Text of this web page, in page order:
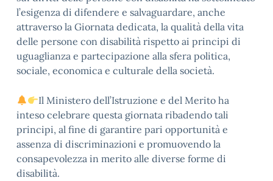
l’esigenza di difendere e salvaguardare, anche
attraverso la Giornata dedicata, la qualità della vita
delle persone con disabilità rispetto ai principi di
uguaglianza e partecipazione alla sfera politica,
sociale, economica e culturale della società.
Il Ministero dell’Istruzione e del Merito ha
inteso celebrare questa giornata ribadendo tali
principi, al fine di garantire pari opportunità e
assenza di discriminazioni e promuovendo la
consapevolezza in merito alle diverse forme di
disabilità.